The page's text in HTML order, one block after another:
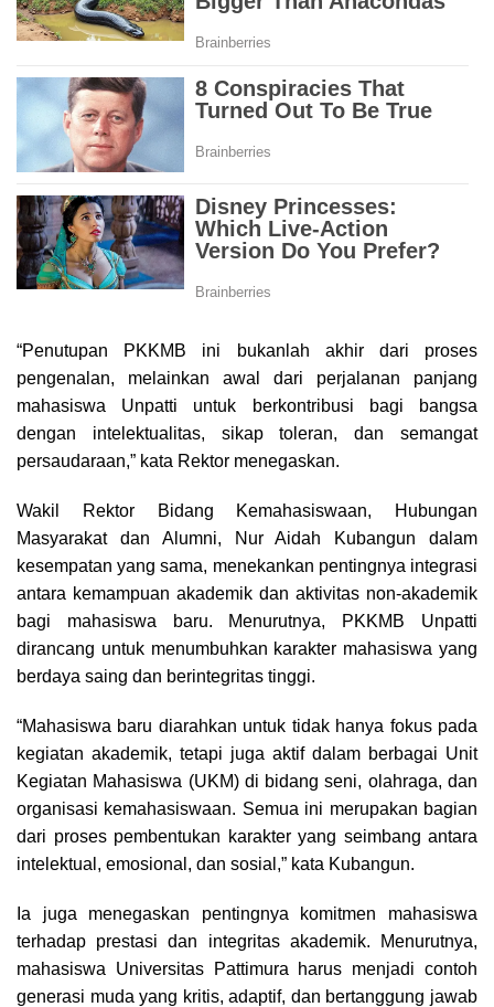
“Penutupan PKKMB ini bukanlah akhir dari proses
pengenalan, melainkan awal dari perjalanan panjang
mahasiswa Unpatti untuk berkontribusi bagi bangsa
dengan intelektualitas, sikap toleran, dan semangat
persaudaraan,” kata Rektor menegaskan.
Wakil Rektor Bidang Kemahasiswaan, Hubungan
Masyarakat dan Alumni, Nur Aidah Kubangun dalam
kesempatan yang sama, menekankan pentingnya integrasi
antara kemampuan akademik dan aktivitas non-akademik
bagi mahasiswa baru. Menurutnya, PKKMB Unpatti
dirancang untuk menumbuhkan karakter mahasiswa yang
berdaya saing dan berintegritas tinggi.
“Mahasiswa baru diarahkan untuk tidak hanya fokus pada
kegiatan akademik, tetapi juga aktif dalam berbagai Unit
Kegiatan Mahasiswa (UKM) di bidang seni, olahraga, dan
organisasi kemahasiswaan. Semua ini merupakan bagian
dari proses pembentukan karakter yang seimbang antara
intelektual, emosional, dan sosial,” kata Kubangun.
Ia juga menegaskan pentingnya komitmen mahasiswa
terhadap prestasi dan integritas akademik. Menurutnya,
mahasiswa Universitas Pattimura harus menjadi contoh
generasi muda yang kritis, adaptif, dan bertanggung jawab